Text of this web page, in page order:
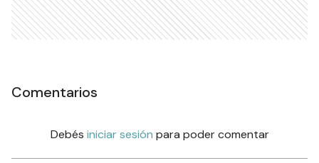
Comentarios
Debés iniciar sesión para poder comentar